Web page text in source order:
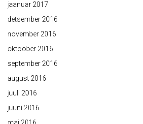
jaanuar 2017
detsember 2016
november 2016
oktoober 2016
september 2016
august 2016
juuli 2016
juuni 2016